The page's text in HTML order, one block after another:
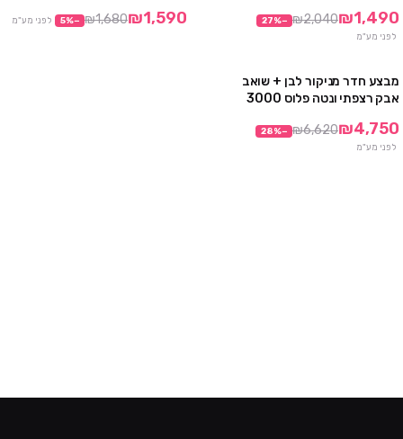
₪1,490
₪2,040
−
27%
לפני מע"מ
₪1,590
₪1,680
−
5% לפני מע"מ
מבצע
מבצע חדר מניקור לבן + שואב
אבק רצפתי ונטה פלוס 3000
₪4,750
₪6,620
−
28%
לפני מע"מ